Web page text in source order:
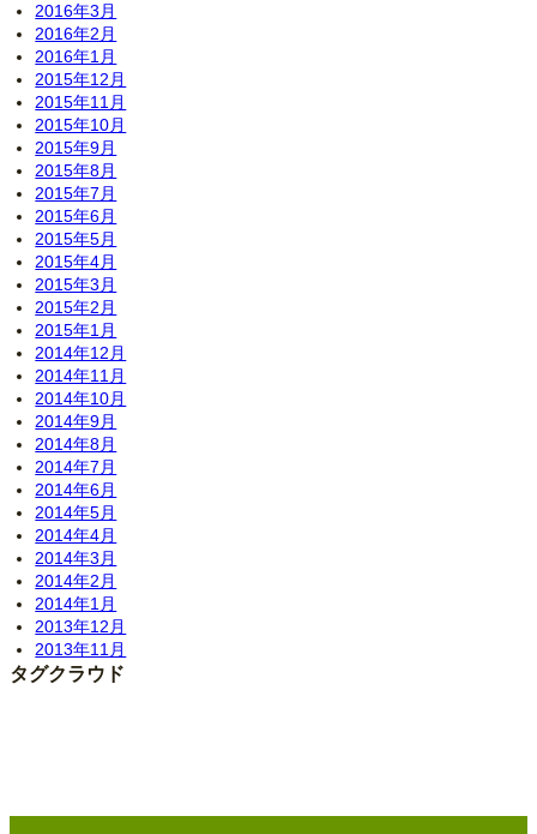
2016年3月
2016年2月
2016年1月
2015年12月
2015年11月
2015年10月
2015年9月
2015年8月
2015年7月
2015年6月
2015年5月
2015年4月
2015年3月
2015年2月
2015年1月
2014年12月
2014年11月
2014年10月
2014年9月
2014年8月
2014年7月
2014年6月
2014年5月
2014年4月
2014年3月
2014年2月
2014年1月
2013年12月
2013年11月
タグクラウド